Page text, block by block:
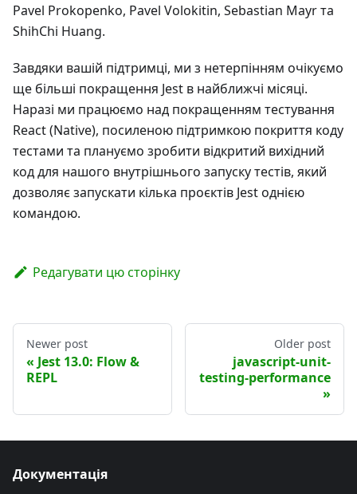
Pavel Prokopenko, Pavel Volokitin, Sebastian Mayr та
ShihChi Huang.
Завдяки вашій підтримці, ми з нетерпінням очікуємо
ще більші покращення Jest в найближчі місяці.
Наразі ми працюємо над покращенням тестування
React (Native), посиленою підтримкою покриття коду
тестами та плануємо зробити відкритий вихідний
код для нашого внутрішнього запуску тестів, який
дозволяє запускати кілька проєктів Jest однією
командою.
Редагувати цю сторінку
Newer post
Jest 13.0: Flow &
REPL
Older post
javascript-unit-
testing-performance
Документація